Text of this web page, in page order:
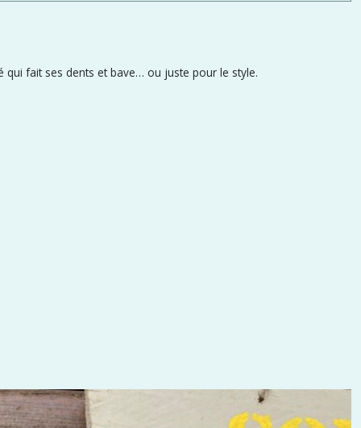
fait ses dents et bave… ou juste pour le style.